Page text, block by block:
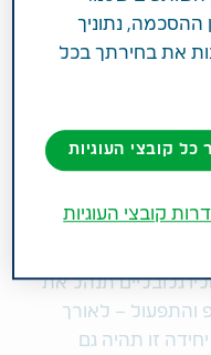
המסחרית והביצועים
הגלובליות
החדש, ואילו
לקבוצה גלובלית
המחקר והפיתוח
ההשקעה ולהגביר
גלובליים תנהל את
והתפעול – לאורך
זו תהיה גם
ההסכמה, נתוניך
את בחירתך בכל
כל קובצי העוגיות
קובצי העוגיות